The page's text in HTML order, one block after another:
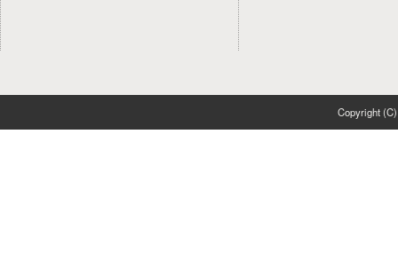
Copyright